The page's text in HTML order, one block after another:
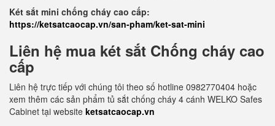
Két sắt mini chống cháy cao cấp:
https://ketsatcaocap.vn/san-pham/ket-sat-mini
Liên hệ mua két sắt Chống cháy cao
cấp
Liên hệ trực tiếp với chúng tôi theo số hotline 0982770404 hoặc
xem thêm các sản phẩm tủ sắt chống cháy 4 cánh WELKO Safes
Cabinet tại website ketsatcaocap.vn